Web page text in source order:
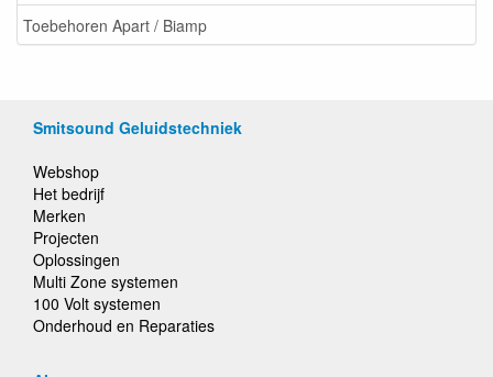
Toebehoren Apart / Biamp
Smitsound Geluidstechniek
Webshop
Het bedrijf
Merken
Projecten
Oplossingen
Multi Zone systemen
100 Volt systemen
Onderhoud en Reparaties